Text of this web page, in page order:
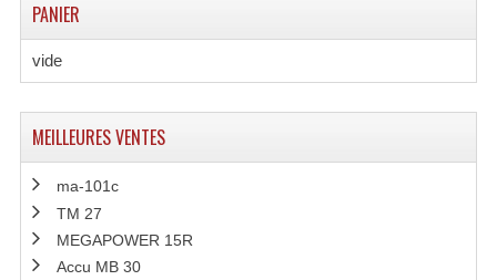
PANIER
vide
MEILLEURES VENTES
ma-101c
TM 27
MEGAPOWER 15R
Accu MB 30